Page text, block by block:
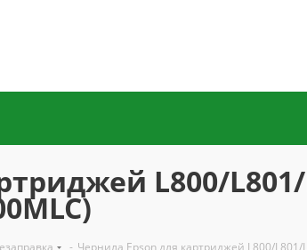
L800/
- Чернила Epson для картриджей L800/L801/